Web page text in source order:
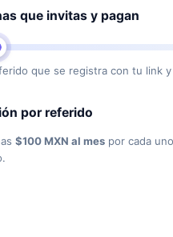
que invitas y pagan
que se registra con tu link y
por referido
$100 MXN al mes por cada